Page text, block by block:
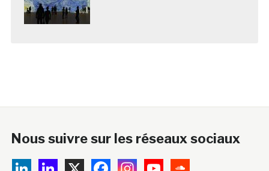
Nous suivre sur les réseaux sociaux